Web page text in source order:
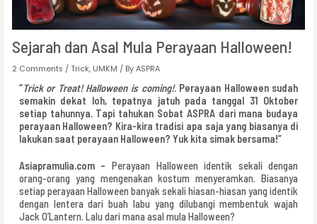
Sejarah dan Asal Mula Perayaan Halloween!
2 Comments / Trick, UMKM / By ASPRA
“Trick or Treat! Halloween is coming!. Perayaan Halloween sudah
semakin dekat loh, tepatnya jatuh pada tanggal 31 Oktober
setiap tahunnya. Tapi tahukan Sobat ASPRA dari mana budaya
perayaan Halloween? Kira-kira tradisi apa saja yang biasanya di
lakukan saat perayaan Halloween? Yuk kita simak bersama!”
Asiapramulia.com – Perayaan Halloween identik sekali dengan
orang-orang yang mengenakan kostum menyeramkan. Biasanya
setiap perayaan Halloween banyak sekali hiasan-hiasan yang identik
dengan lentera dari buah labu yang dilubangi membentuk wajah
Jack O’Lantern. Lalu dari mana asal mula Halloween?